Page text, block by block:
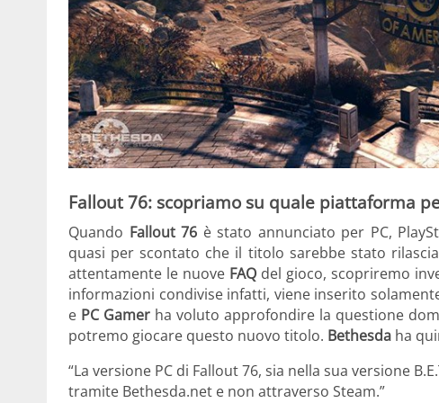
Fallout 76: scopriamo su quale piattaforma
Quando Fallout 76 è stato annunciato per PC,
quasi per scontato che il titolo sarebbe stato
attentamente le nuove FAQdel gioco, scopriremo
informazioni condivise infatti, viene inserito
e PC Gamer ha voluto approfondire la questione
potremo giocare questo nuovo titolo. Bethesda ha
“La versione PC di Fallout 76, sia nella sua versione
tramite Bethesda.net e non attraverso Steam.”